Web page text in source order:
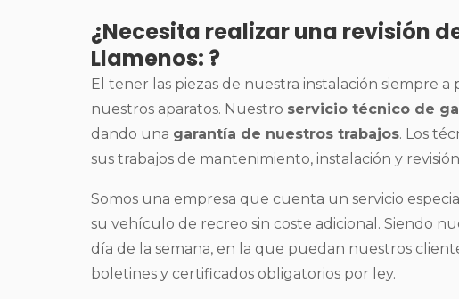
¿Necesita realizar una revisión
Llamenos: ?
El tener las piezas de nuestra instalación siempre
nuestros aparatos. Nuestro servicio técnico de
dando una garantía de nuestros trabajos. Los
sus trabajos de mantenimiento, instalación y
Somos una empresa que cuenta un servicio
su vehículo de recreo sin coste adicional. Siendo
día de la semana, en la que puedan nuestros
boletines y certificados obligatorios por ley.